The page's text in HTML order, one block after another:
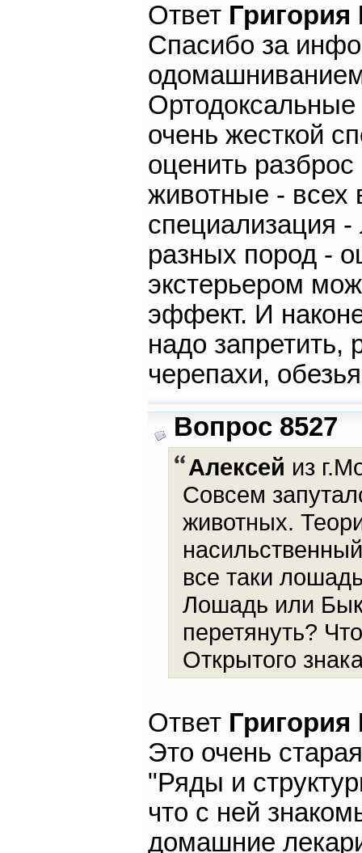
Ответ
Спасибо за
очень жесткой
оценить
животные - всех
специализация
разных пород -
экстерьером
эффект. И
надо запретить,
черепахи,
Вопрос 8527
Алексей из
Совсем
животных.
все таки
Лошадь или
перетянуть?
Открытого
Ответ
Это очень
"Ряды и
что с ней
домашние